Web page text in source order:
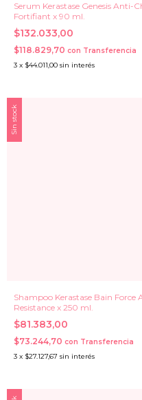
Serum Kerastase Genesis Anti-
Fortifiant x 90 ml.
$132.033,00
$118.829,70 con Transferencia
3 x $44.011,00 sin interés
Sin stock
Shampoo Kerastase Bain Force
Resistance x 250 ml.
$81.383,00
$73.244,70 con Transferencia
3 x $27.127,67 sin interés